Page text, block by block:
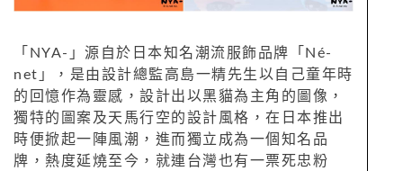
「NYA-」源自於日本知名潮流服飾品牌「Né-
net」，是由設計總監高島一精先生以自己童年時
的回憶作為靈感，設計出以黑貓為主角的圖像，
獨特的圖案及天馬行空的設計風格，在日本推出
時便掀起一陣風潮，進而獨立成為一個知名品
牌，熱度延燒至今，就連台灣也有一票死忠粉